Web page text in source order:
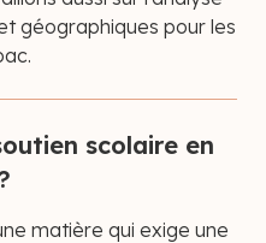
géographiques pour les
scolaire en
matière qui exige une